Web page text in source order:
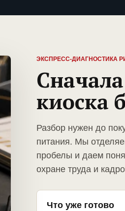
ЭКСПРЕСС-ДИАГНОСТИКА
киоска
Разбор нужен до
питания. Мы
пробелы и даем
охране труда и
Что уже готово